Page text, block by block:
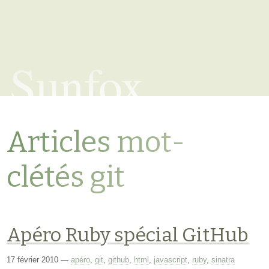
Sunfox
Articles mot-
clétés git
Apéro Ruby spécial GitHub
17 février 2010—apéro ,git ,github html javascript ruby,sinatra